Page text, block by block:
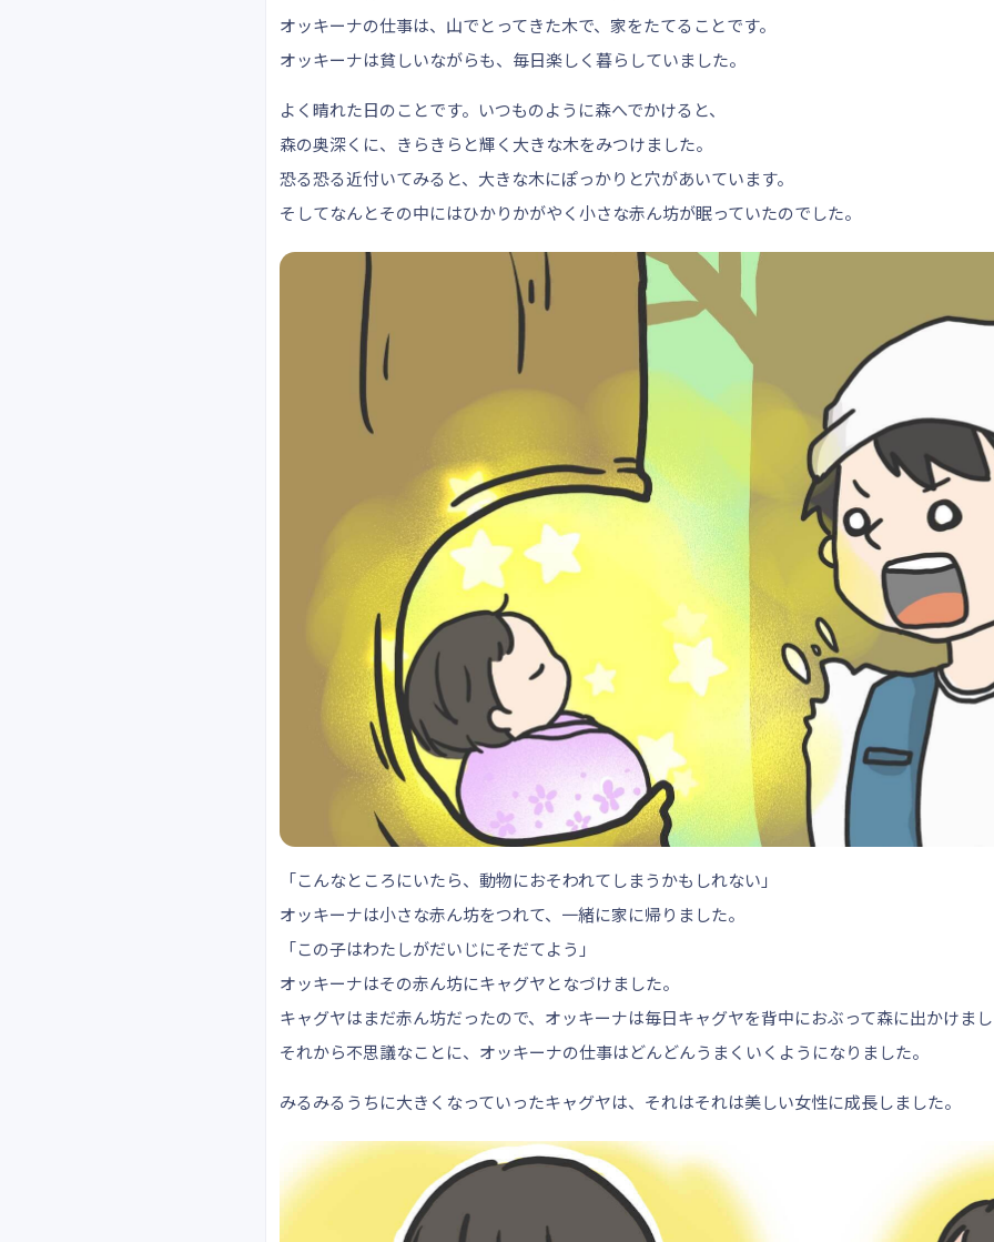
オッキーナの仕事は、山でとってきた木で、家をたてることです。
オッキーナは貧しいながらも、毎日楽しく暮らしていました。
よく晴れた日のことです。いつものように森へでかけると、
森の奥深くに、きらきらと輝く大きな木をみつけました。
恐る恐る近付いてみると、大きな木にぽっかりと穴があいています。
そしてなんとその中にはひかりかがやく小さな赤ん坊が眠っていたのでした。
「こんなところにいたら、動物におそわれてしまうかもしれない」
オッキーナは小さな赤ん坊をつれて、一緒に家に帰りました。
「この子はわたしがだいじにそだてよう」
オッキーナはその赤ん坊にキャグヤとなづけました。
キャグヤはまだ赤ん坊だったので、オッキーナは毎日キャグヤを背中におぶって森に出かけま
それから不思議なことに、オッキーナの仕事はどんどんうまくいくようになりました。
みるみるうちに大きくなっていったキャグヤは、それはそれは美しい女性に成長しました。